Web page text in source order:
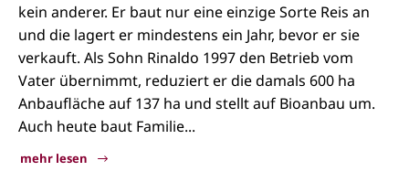
kein anderer. Er baut nur eine einzige Sorte Reis an
und die lagert er mindestens ein Jahr, bevor er sie
verkauft. Als Sohn Rinaldo 1997 den Betrieb vom
Vater übernimmt, reduziert er die damals 600 ha
Anbaufläche auf 137 ha und stellt auf Bioanbau um.
Auch heute baut Familie...
mehr lesen